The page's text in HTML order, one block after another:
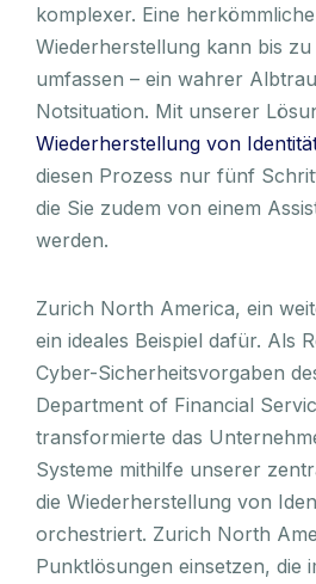
komplexer. Eine
Wiederherstellung kann bis
umfassen – ein wahrer
Notsituation. Mit unserer
Wiederherstellung von
diesen Prozess nur fünf
die Sie zudem von einem
werden.
Zurich North America, ein
ein ideales Beispiel dafür. Als
Cyber-Sicherheitsvorgaben
Department of Financial
transformierte das
Systeme mithilfe unserer
die Wiederherstellung von
orchestriert. Zurich North
Punktlösungen einsetzen, die